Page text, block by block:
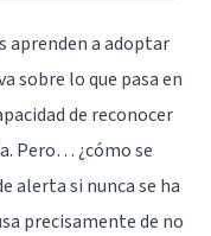
aprenden a adoptar
sobre lo que pasa en
de reconocer
Pero… ¿cómo se
alerta si nunca se ha
precisamente de no